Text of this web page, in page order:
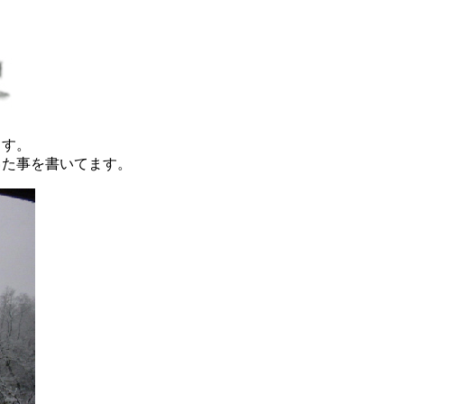
。
事を書いてます。